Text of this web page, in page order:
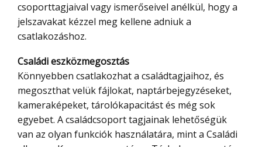
csoporttagjaival vagy ismerőseivel anélkül, hogy a
jelszavakat kézzel meg kellene adniuk a
csatlakozáshoz.
Családi eszközmegosztás
Könnyebben csatlakozhat a családtagjaihoz, és
megoszthat velük fájlokat, naptárbejegyzéseket,
kameraképeket, tárolókapacitást és még sok
egyebet. A családcsoport tagjainak lehetőségük
van az olyan funkciók használatára, mint a Családi